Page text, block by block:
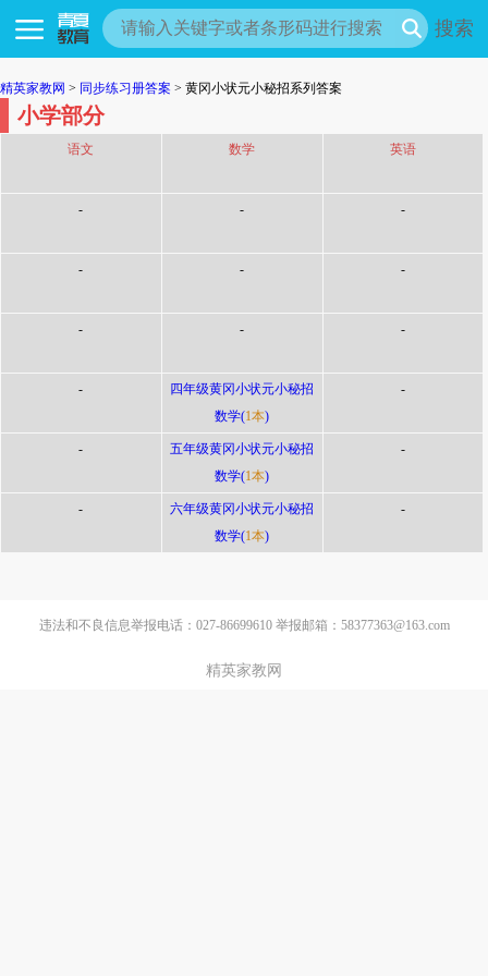
搜索
精英家教网 > 同步练习册答案 > 黄冈小状元小秘招系列答案
小学部分
语文
-
-
-
-
-
-
数学
-
-
-
四年级黄冈小状元小秘招
数学(1本)
五年级黄冈小状元小秘招
数学(1本)
六年级黄冈小状元小秘招
数学(1本)
英语
-
-
-
-
-
-
违法和不良信息举报电话：027-86699610 举报邮箱：58377363@163.com
精英家教网